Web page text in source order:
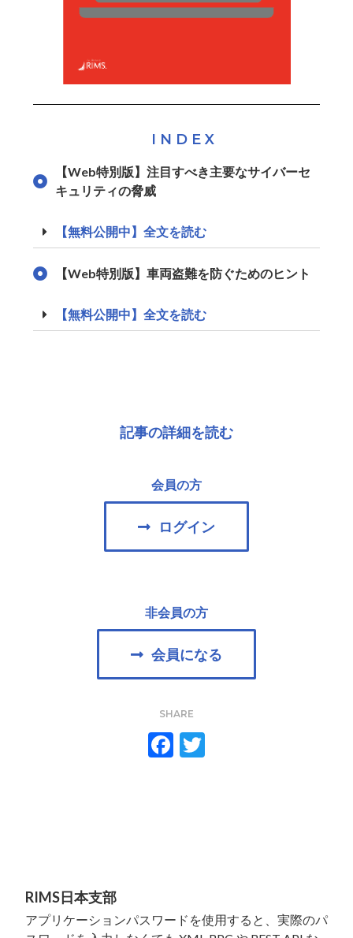
INDEX
【Web特別版】注目すべき主要なサイバーセ
キュリティの脅威
【無料公開中】全文を読む
【Web特別版】車両盗難を防ぐためのヒント
【無料公開中】全文を読む
記事の詳細を読む
会員の方
ログイン
非会員の方
会員になる
SHARE
F
RIMS日本支部
アプリケーションパスワードを使用すると、実際のパ